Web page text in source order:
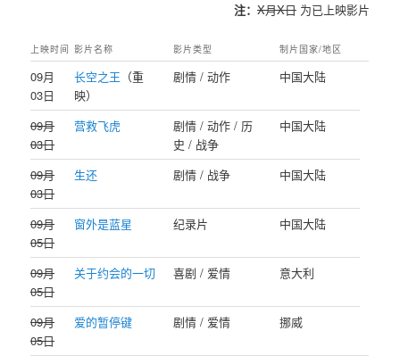
注： X月X日为已上映影片
上映时间 影片名称 影片类型 制片国家/地区
‌09月
03日
长空之王 （重
映）
剧情 / 动作 中国大陆
09月
03日
营救飞虎
剧情 / 动作 / 历
史 / 战争
中国大陆
09月
03日
生还 剧情 / 战争 中国大陆
09月
05日
窗外是蓝星 纪录片 中国大陆
09月
05日
关于约会的一切 喜剧 / 爱情 意大利
09月
05日
爱的暂停键 剧情 / 爱情 挪威